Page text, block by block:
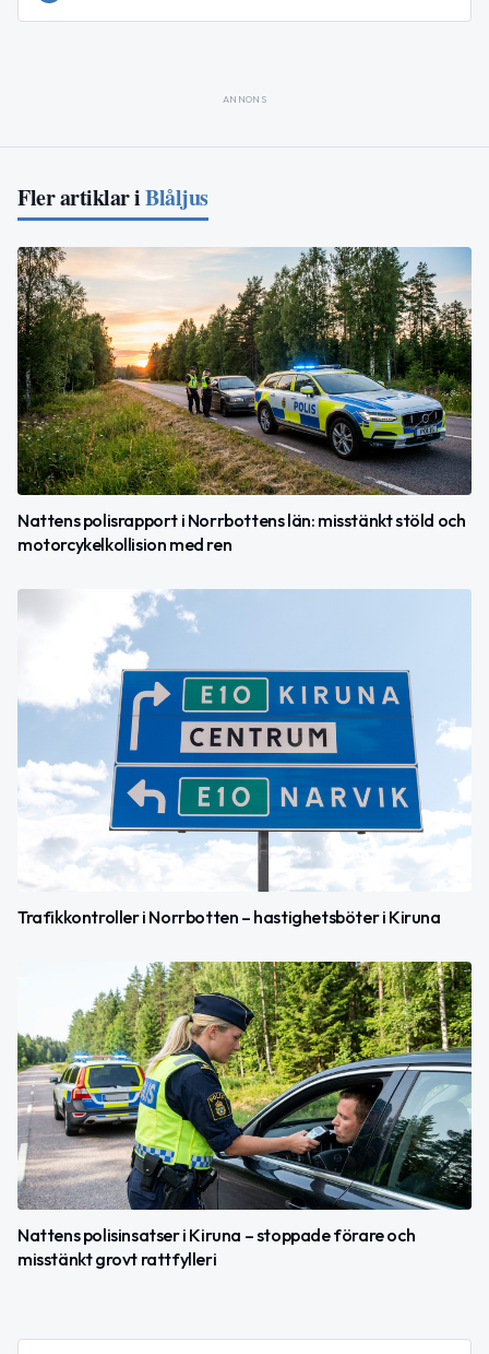
ANNONS
Fler artiklar iBlåljus
Nattens polisrapport i Norrbottens län: misstänkt stöld och
motorcykelkollision med ren
Trafikkontroller i Norrbotten – hastighetsböter i Kiruna
Nattens polisinsatser i Kiruna – stoppade förare och
misstänkt grovt rattfylleri